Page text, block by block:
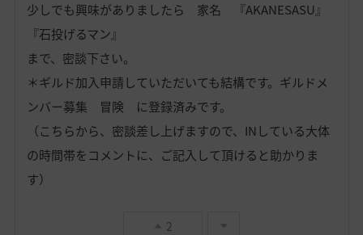
少しでも興味がありましたら 家名 『AKANESASU』
『石投げるマン』
まで、密談下さい。
＊ギルド加入申請していただいても結構です。ギルドメ
ンバー募集 冒険 に登録済みです。
（こちらから、密談差し上げますので、INしている大体
の時間帯をコメントに、ご記入して頂けると助かりま
す）
2